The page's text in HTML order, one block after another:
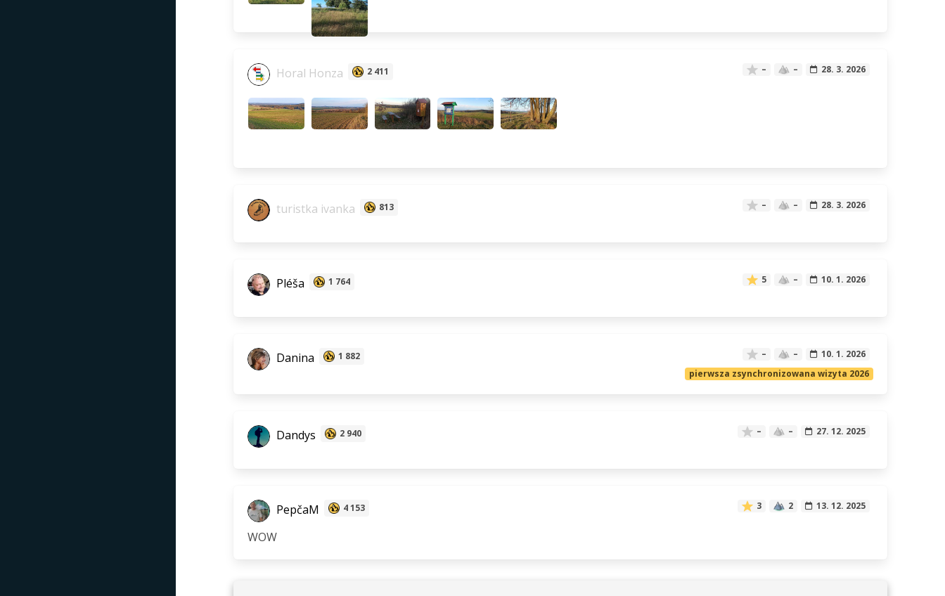
Horal Honza 2 411 – – 28. 3. 2026
turistka ivanka 813 – – 28. 3. 2026
Pléša 1 764 5 – 10. 1. 2026
Danina 1 882 – –
10. 1. 2026
pierwsza zsynchronizowana wizyta 2026
Dandys 2 940 – – 27. 12. 2025
PepčaM 4 153 3 2 13. 12. 2025
WOW